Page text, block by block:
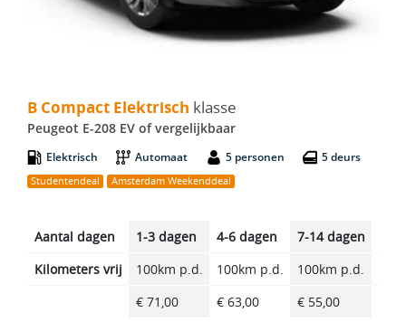
B Compact Elektrisch klasse
Peugeot E-208 EV of vergelijkbaar
Elektrisch Automaat 5 personen 5 deurs
Studentendeal Amsterdam Weekenddeal
Aantal dagen 1-3 dagen 4-6 dagen 7-14 dagen
Kilometers vrij
100km p.d. 100km p.d. 100km p.d.
€ 71,00
€ 63,00 € 55,00